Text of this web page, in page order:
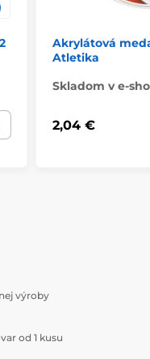
Akrylátová
Atletika
Skladom v e-
2,04 €
výroby
od 1 kusu